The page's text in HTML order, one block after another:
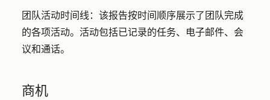
团队活动时间线： 该报告按时间顺序展示了团队完成
的各项活动。活动包括已记录的任务、电子邮件、会
议和通话。
商机